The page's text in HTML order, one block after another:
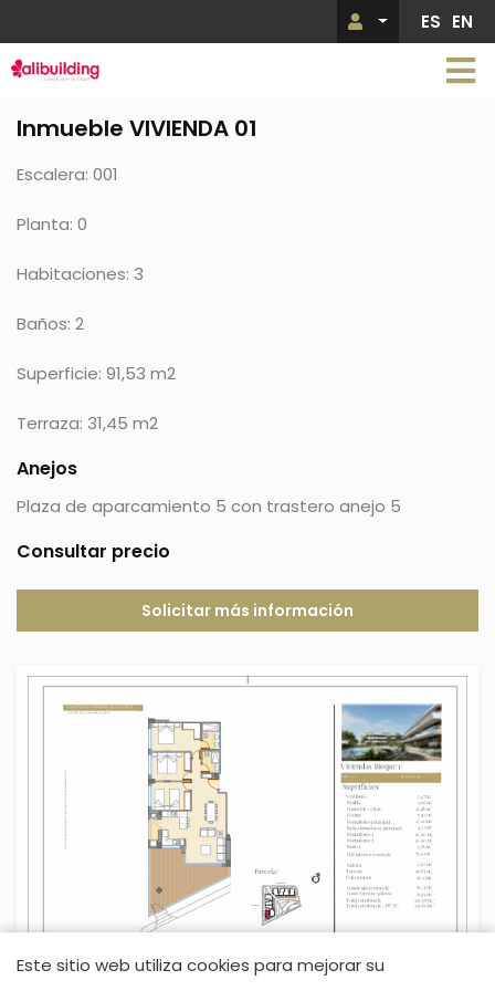
contenido
principal
Menú de
ES EN
Inmueble VIVIENDA 01
Escalera: 001
Planta: 0
Habitaciones: 3
Baños: 2
Superficie: 91,53 m2
Terraza: 31,45 m2
Anejos
Plaza de aparcamiento 5 con trastero anejo 5
Consultar precio
Solicitar más información
Este sitio web utiliza cookies para mejorar su